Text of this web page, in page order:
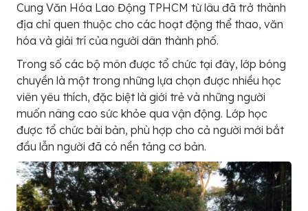
Cung Văn Hóa Lao Động TPHCM từ lâu đã trở thành
địa chỉ quen thuộc cho các hoạt động thể thao, văn
hóa và giải trí của người dân thành phố.
Trong số các bộ môn được tổ chức tại đây, lớp bóng
chuyền là một trong những lựa chọn được nhiều học
viên yêu thích, đặc biệt là giới trẻ và những người
muốn nâng cao sức khỏe qua vận động. Lớp học
được tổ chức bài bản, phù hợp cho cả người mới bắt
đầu lẫn người đã có nền tảng cơ bản.